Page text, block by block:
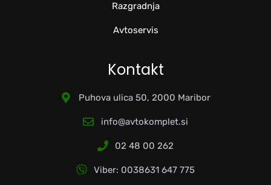
Razgradnja
Avtoservis
Kontakt
Puhova ulica 50, 2000 Maribor
info@avtokomplet.si
02 48 00 262
Viber: 0038631 647 775